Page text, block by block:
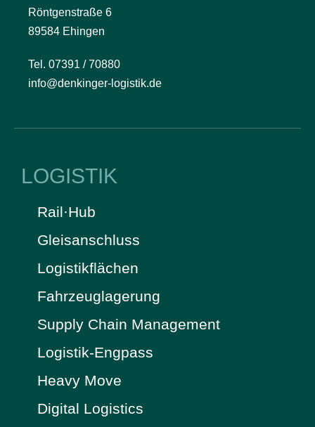
Röntgenstraße 6
89584 Ehingen
Tel. 07391 / 70880
info@denkinger-logistik.de
LOGISTIK
Rail·Hub
Gleisanschluss
Logistikflächen
Fahrzeuglagerung
Supply Chain Management
Logistik-Engpass
Heavy Move
Digital Logistics